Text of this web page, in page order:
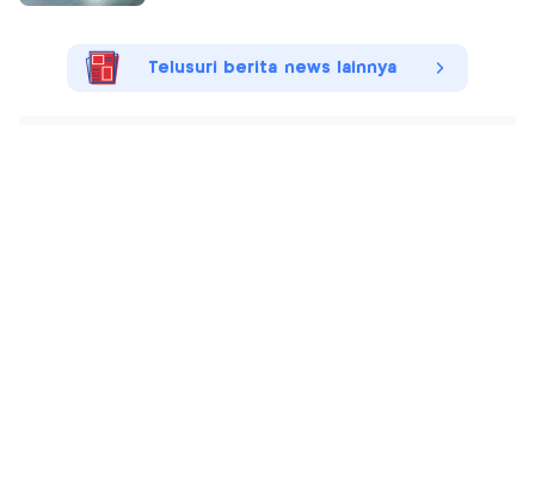
Telusuri berita news lainnya